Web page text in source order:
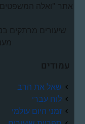
אתר "ואלה המשפטים"
שיעורים מרתקים
עמודים
שאל את הרב
לוח עברי
זמני היום עולמי